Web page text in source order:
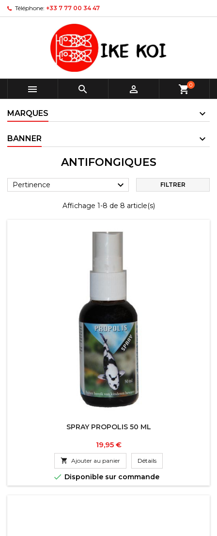
Téléphone: +33 7 77 00 34 47
   shopping_cart0
MARQUES
BANNER
ANTIFONGIQUES
Pertinence  FILTRER
Affichage 1-8 de 8 article(s)
SPRAY PROPOLIS 50 ML
Prix
19,95 €
 Ajouter au panier Détails
 Disponible sur commande